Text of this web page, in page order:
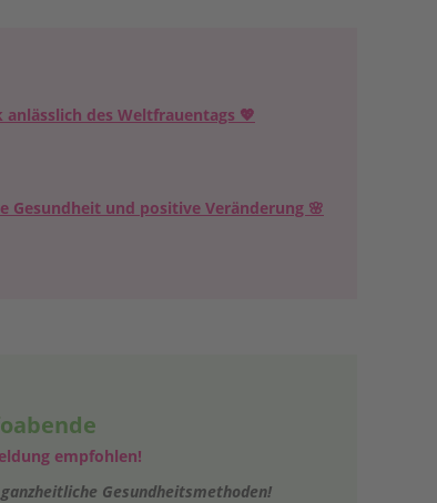
des Weltfrauentags 💖
Gesundheit und positive Veränderung 🌸
empfohlen!
Gesundheitsmethoden!